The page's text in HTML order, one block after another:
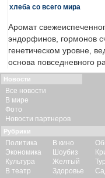
хлеба со всего мира
Аромат
эндорфинов, гормонов
генетическом уровне,
основа повседневного
Новости
Все новости
В мире
Фото
Новости партнеров
Рубрики
Политика
Экономика
Культура
В театр
В кино
Шоубиз
Желтый
Здоровье